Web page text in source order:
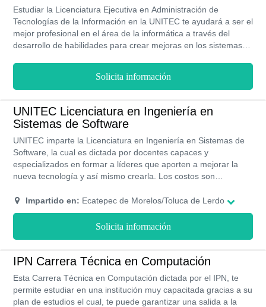
Estudiar la Licenciatura Ejecutiva en Administración de
Tecnologías de la Información en la UNITEC te ayudará a ser el
mejor profesional en el área de la informática a través del
desarrollo de habilidades para crear mejoras en los sistemas
Solicita información
UNITEC Licenciatura en Ingeniería en
Sistemas de Software
UNITEC imparte la Licenciatura en Ingeniería en Sistemas de
Software, la cual es dictada por docentes capaces y
especializados en formar a líderes que aporten a mejorar la
nueva tecnología y así mismo crearla. Los costos son
UNITEC ofrece además hasta un 30% de descuento sobre el
costo de la colegiatura. Todos los programas de estudios
cuentan con Reconocimiento Validez Oficial de Estudios y
acreditación de la SEP.
Impartido en: Ecatepec de Morelos/Toluca de Lerdo
Solicita información
IPN Carrera Técnica en Computación
Esta Carrera Técnica en Computación dictada por el IPN, te
permite estudiar en una institución muy capacitada gracias a su
plan de estudios el cual, te puede garantizar una salida a la